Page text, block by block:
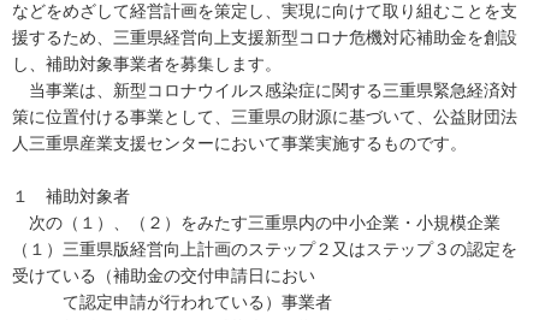
などをめざして経営計画を策定し、実現に向けて取り組むことを支
援するため、三重県経営向上支援新型コロナ危機対応補助金を創設
し、補助対象事業者を募集します。
当事業は、新型コロナウイルス感染症に関する三重県緊急経済対
策に位置付ける事業として、三重県の財源に基づいて、公益財団法
人三重県産業支援センターにおいて事業実施するものです。
１ 補助対象者
次の（１）、（２）をみたす三重県内の中小企業・小規模企業
（１）三重県版経営向上計画のステップ２又はステップ３の認定を
受けている（補助金の交付申請日におい
て認定申請が行われている）事業者